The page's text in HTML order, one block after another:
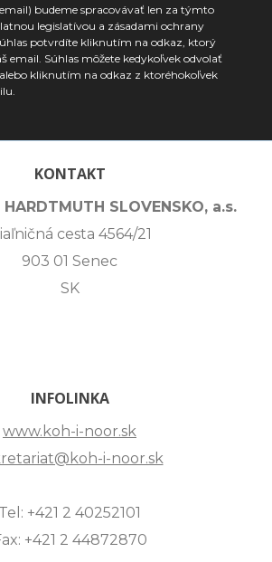
budeme spracovávať len za týmto
legislatívou a zásadami ochrany
potvrdíte kliknutím na odkaz, ktorý
email. Súhlas môžete kedykoľvek odvolať
kliknutím na odkaz z ktoréhokoľvek
KONTAKT
SLOVENSKO, a.s.
cesta 4564/21
903 01 Senec
SK
INFOLINKA
www.koh-i-noor.sk
i-noor.sk
Tel: +421 2 40252101
+421 2 44872870